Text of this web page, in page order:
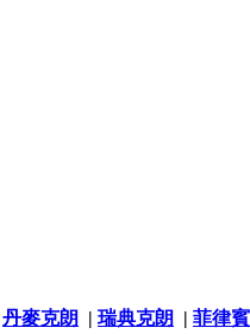
丹麥克朗 | 瑞典克朗 | 菲律賓